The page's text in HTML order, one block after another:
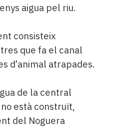
aigua pel riu.
consisteix
que fa el canal
d’animal atrapades.
de la central
està construït,
del Noguera